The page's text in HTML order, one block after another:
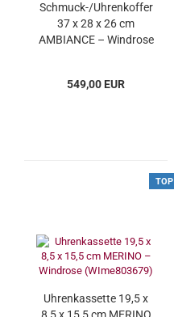
Schmuck-/Uhrenkoffer
37 x 28 x 26 cm
AMBIANCE – Windrose
549,00 EUR
TOP
Uhrenkassette 19,5 x